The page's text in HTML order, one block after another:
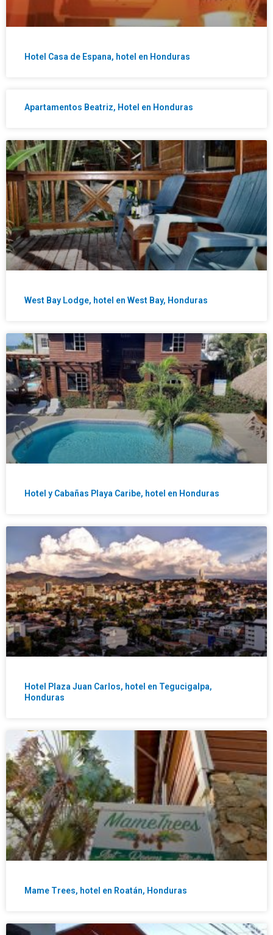
Hotel Casa de Espana, hotel en Honduras
Apartamentos Beatriz, Hotel en Honduras
West Bay Lodge, hotel en West Bay, Honduras
Hotel y Cabañas Playa Caribe, hotel en Honduras
Hotel Plaza Juan Carlos, hotel en Tegucigalpa,
Honduras
Mame Trees, hotel en Roatán, Honduras